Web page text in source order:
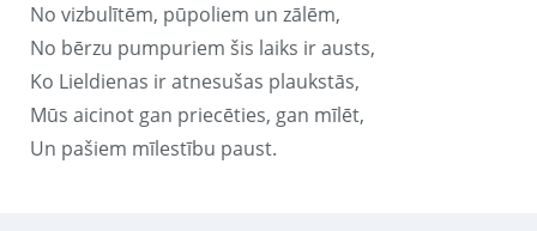
No vizbulītēm, pūpoliem un zālēm,
No bērzu pumpuriem šis laiks ir austs,
Ko Lieldienas ir atnesušas plaukstās,
Mūs aicinot gan priecēties, gan mīlēt,
Un pašiem mīlestību paust.